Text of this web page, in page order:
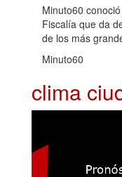
Minuto60
Fiscalía que da
de los más
Minuto60
clima